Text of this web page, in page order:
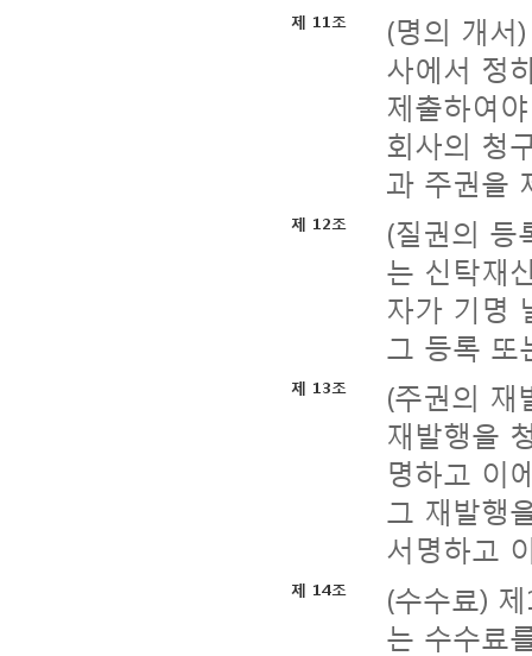
제 11조
(명의 개
사에서 정
제출하여
회사의 청
과 주권을
제 12조
(질권의 등
는 신탁재
자가 기명
그 등록 또
제 13조
(주권의
재발행을
명하고 이
그 재발행
서명하고
제 14조
(수수료)
는 수수료